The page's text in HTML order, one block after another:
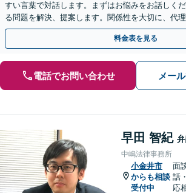
すい言葉で対話します。まずはお悩みをお話しく
る問題を解決、提案します。関係性を大切に、代
利益を守ります【夜間休日対応】【カード利用可】
料金表を見る
電話でお問い合わせ メー
早田 智紀
中嶋法律事務所
小金井市
からも相談
受付中
面
話
応